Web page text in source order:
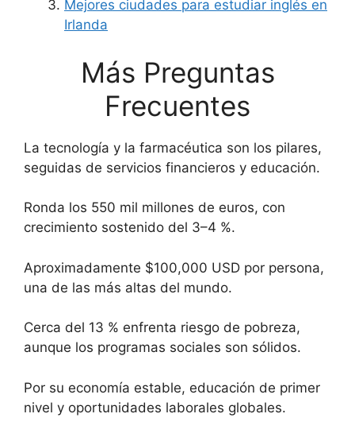
Mejores ciudades para estudiar inglés en
Irlanda
Más Preguntas
Frecuentes
La tecnología y la farmacéutica son los pilares,
seguidas de servicios financieros y educación.
Ronda los 550 mil millones de euros, con
crecimiento sostenido del 3–4 %.
Aproximadamente $100,000 USD por persona,
una de las más altas del mundo.
Cerca del 13 % enfrenta riesgo de pobreza,
aunque los programas sociales son sólidos.
Por su economía estable, educación de primer
nivel y oportunidades laborales globales.